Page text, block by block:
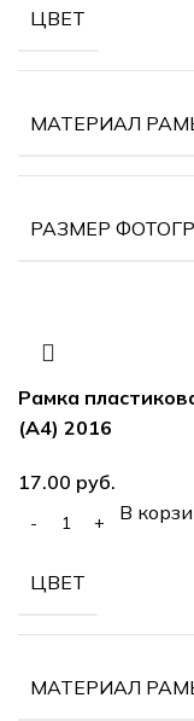
ЦВЕТ
МАТЕРИАЛ
РАЗМЕР
Рамка
(А4) 2016
17.00 руб.
В
ЦВЕТ
МАТЕРИАЛ